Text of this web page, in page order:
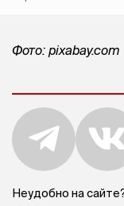
Фото: pixabay.com
Неудобно на